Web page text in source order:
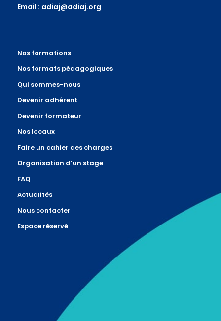
Email : adiaj@adiaj.org
Nos formations
Nos formats pédagogiques
Qui sommes-nous
Devenir adhérent
Devenir formateur
Nos locaux
Faire un cahier des charges
Organisation d’un stage
FAQ
Actualités
Nous contacter
Espace réservé